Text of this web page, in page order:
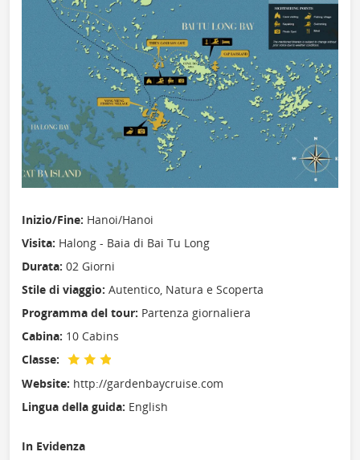
Inizio/Fine: Hanoi/Hanoi
Visita: Halong - Baia di Bai Tu Long
Durata: 02 Giorni
Stile di viaggio: Autentico, Natura e Scoperta
Programma del tour: Partenza giornaliera
Cabina: 10 Cabins
Classe:
Website: http://gardenbaycruise.com
Lingua della guida: English
In Evidenza